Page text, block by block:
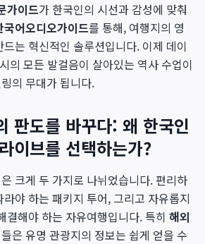
가이드가 한국인의 시선과 감성에 맞춰
국어오디오가이드를 통해, 여행지의 영
는 혁신적인 솔루션입니다. 이제 데이
의 모든 발걸음이 살아있는 역사 수업이
의 무대가 됩니다.
판도를 바꾸다: 왜 한국인
이브를 선택하는가?
크게 두 가지로 나뉘었습니다. 편리하
야 하는 패키지 투어, 그리고 자유롭지
결해야 하는 자유여행입니다. 특히 해외
은 유명 관광지의 정보는 쉽게 얻을 수